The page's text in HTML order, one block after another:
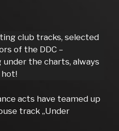
club tracks, selected
of the DDC –
the charts, always
hot!
acts have teamed up
track „Under